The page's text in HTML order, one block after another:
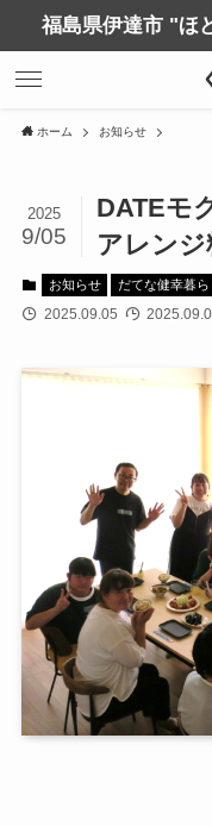
福島県伊達市 "ほ
ホーム お知らせ
DATEモ
アレンジ
2025
9/05
お知らせ だてな健幸暮ら
2025.09.05